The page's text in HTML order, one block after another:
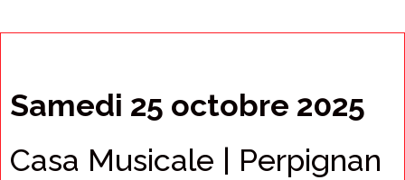
Samedi 25 octobre 2025
Casa Musicale | Perpignan